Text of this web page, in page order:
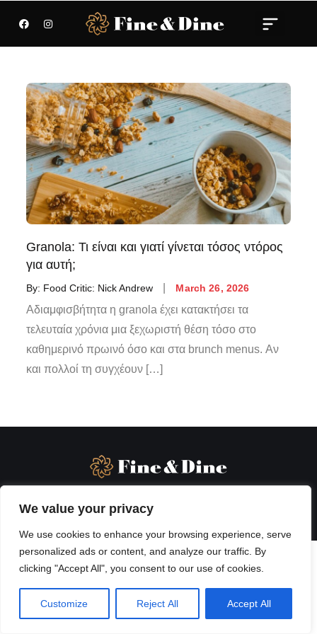
We value your privacy
We use cookies to enhance your browsing experience, serve
personalized ads or content, and analyze our traffic. By
clicking "Accept All", you consent to our use of cookies.
Customize Reject All Accept All
Granola: Τι είναι και γιατί γίνεται τόσος ντόρος
για αυτή;
By: Food Critic: Nick Andrew March 26, 2026
Αδιαμφισβήτητα η granola έχει κατακτήσει τα
τελευταία χρόνια μια ξεχωριστή θέση τόσο στο
καθημερινό πρωινό όσο και στα brunch menus. Αν
και πολλοί τη συγχέουν […]